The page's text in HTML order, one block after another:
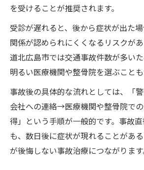
を受けることが推奨されます。
受診が遅れると、後から症状が出た
関係が認められにくくなるリスクが
道北広島市では交通事故件数が多い
明るい医療機関や整骨院を選ぶことも
事故後の具体的な流れとしては、「
会社への連絡→医療機関や整骨院で
得」という手順が一般的です。事故
も、数日後に症状が現れることがあ
が後悔しない事故治療につながります